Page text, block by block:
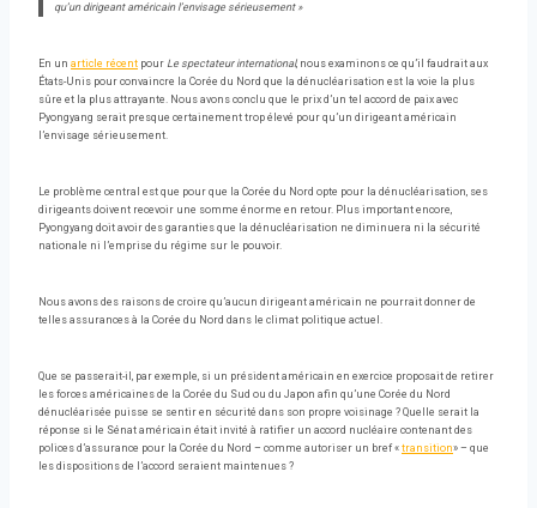
qu’un dirigeant américain l’envisage sérieusement »
En un article récent pour Le spectateur international, nous examinons ce qu’il faudrait aux
États-Unis pour convaincre la Corée du Nord que la dénucléarisation est la voie la plus
sûre et la plus attrayante. Nous avons conclu que le prix d’un tel accord de paix avec
Pyongyang serait presque certainement trop élevé pour qu’un dirigeant américain
l’envisage sérieusement.
Le problème central est que pour que la Corée du Nord opte pour la dénucléarisation, ses
dirigeants doivent recevoir une somme énorme en retour. Plus important encore,
Pyongyang doit avoir des garanties que la dénucléarisation ne diminuera ni la sécurité
nationale ni l’emprise du régime sur le pouvoir.
Nous avons des raisons de croire qu’aucun dirigeant américain ne pourrait donner de
telles assurances à la Corée du Nord dans le climat politique actuel.
Que se passerait-il, par exemple, si un président américain en exercice proposait de retirer
les forces américaines de la Corée du Sud ou du Japon afin qu’une Corée du Nord
dénucléarisée puisse se sentir en sécurité dans son propre voisinage ? Quelle serait la
réponse si le Sénat américain était invité à ratifier un accord nucléaire contenant des
polices d’assurance pour la Corée du Nord – comme autoriser un bref « transition» – que
les dispositions de l’accord seraient maintenues ?